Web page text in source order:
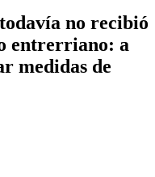
no recibió
entrerriano: a
medidas de